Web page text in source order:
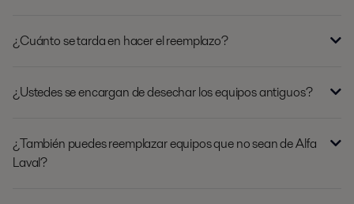
¿Cuánto se tarda en hacer el reemplazo?
¿Ustedes se encargan de desechar los equipos antiguos?
¿También puedes reemplazar equipos que no sean de Alfa
Laval?